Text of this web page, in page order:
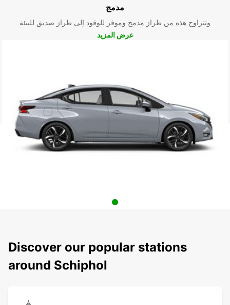
مدمج
وتتراوح هذه من طراز مدمج وموفر للوقود إلى طراز صديق للبيئة
عرض المزيد
Discover our popular stations
around Schiphol